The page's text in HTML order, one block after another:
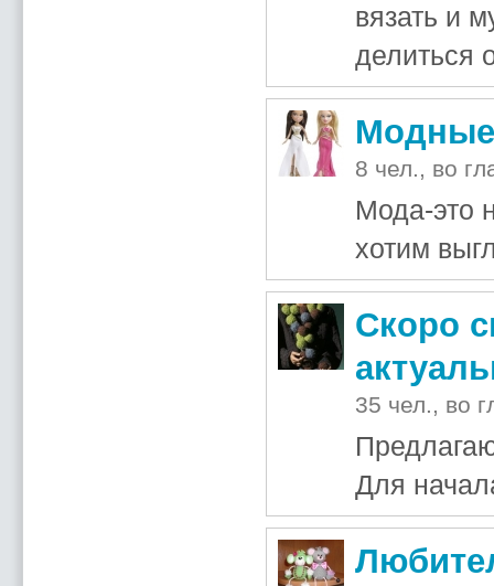
вязать и
делиться
8 чел., во
Мода-это
хотим
Скоро
35 чел., во
Для